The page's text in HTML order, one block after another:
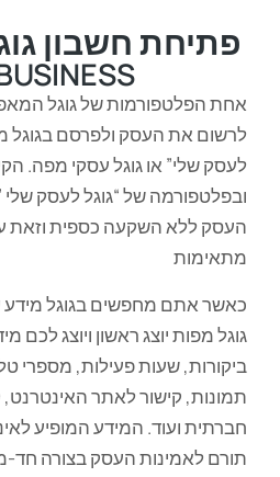
פתיחת חשבון
אחת הפלטפורמות של גוגל
לרשום את העסק ולפרסם בגוגל
לעסק שלי” או גוגל עסקי מפה.
ובפלטפורמה של “גוגל לעסק
העסק ללא השקעה כספית וזאת על
מתאימות
כאשר אתם מחפשים בגוגל מידע
גוגל מפות יוצג ראשון ויוצג לכם
ביקורות, שעות פעילות, מספרי
תמונות, קישור לאתר האינטרנט,
חברתית ועוד. המידע המופיע
תורם לאמינות העסק בצורה